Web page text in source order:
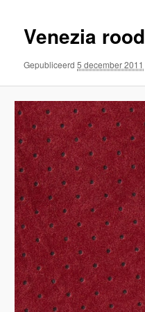
Venezia rood
Gepubliceerd5 december 2011